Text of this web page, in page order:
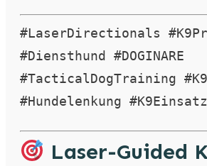
#LaserDirectionals
#Diensthund #DOGINARE
#TacticalDogTraining
#Hundelenkung
Laser-Guided